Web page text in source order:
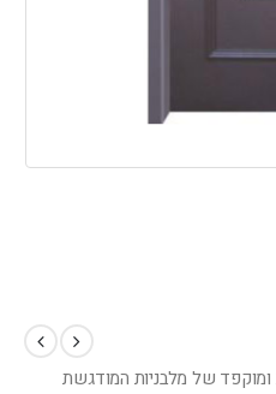
של מלבניות המודגשת